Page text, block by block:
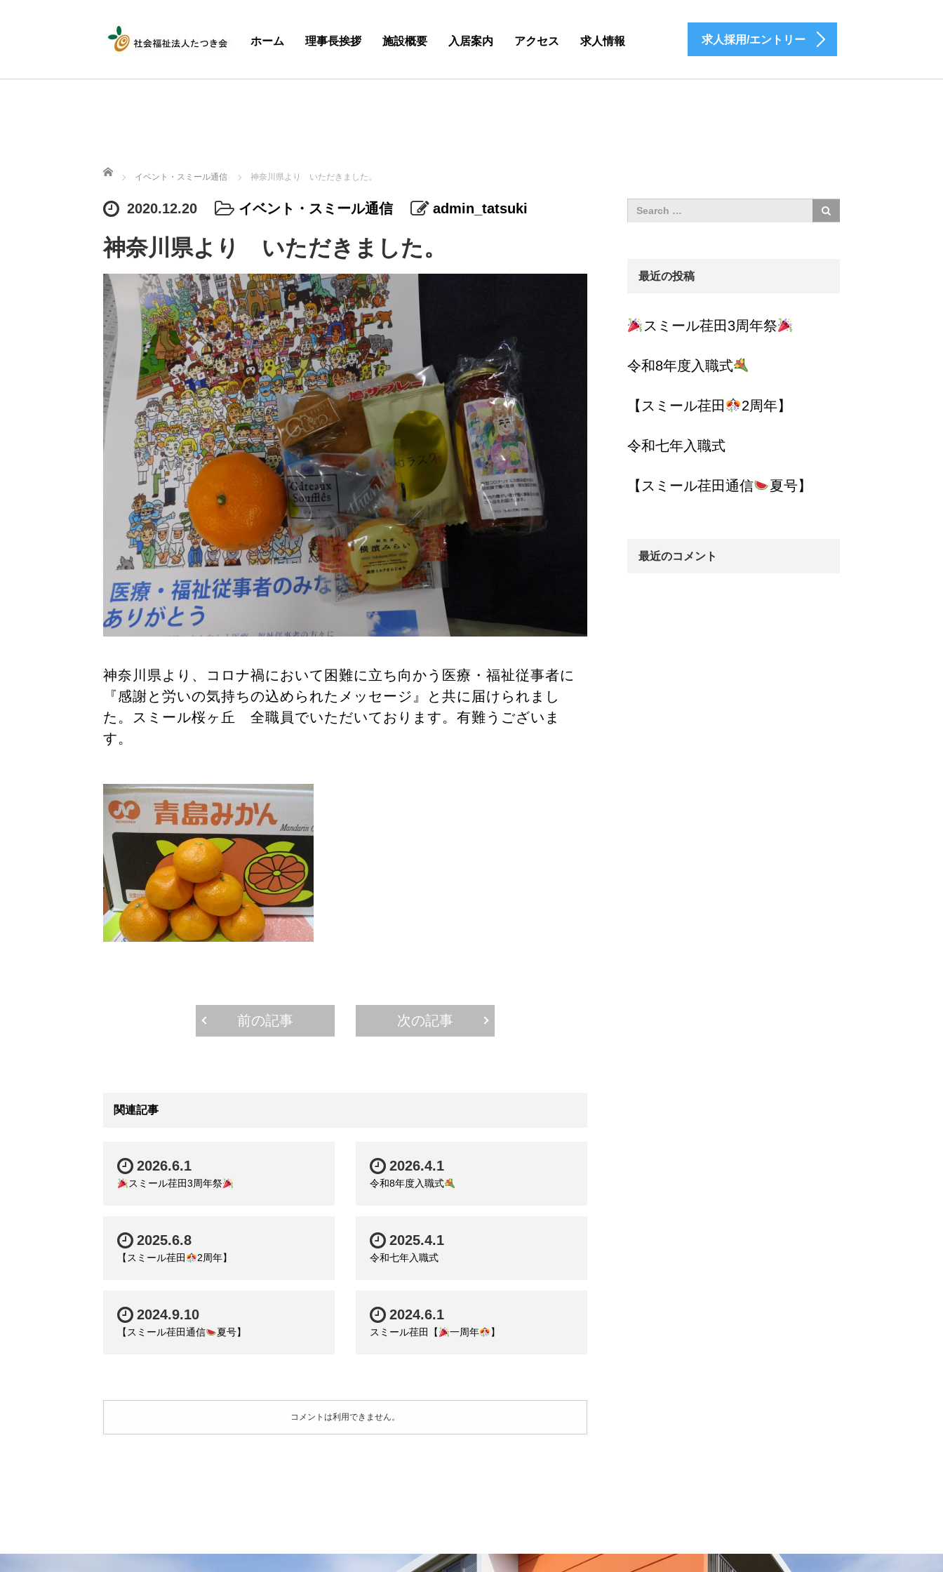
ホーム 理事長挨拶 施設概要 入居案内 アクセス 求人情報 求人採用/エントリー
ホーム
イベント・スミール通信 神奈川県より いただきました。
2020.12.20 イベント・スミール通信 admin_tatsuki
神奈川県より いただきました。
神奈川県より、コロナ禍において困難に立ち向かう医療・福祉従事者に
『感謝と労いの気持ちの込められたメッセージ』と共に届けられまし
た。スミール桜ヶ丘 全職員でいただいております。有難うございま
す。
前の記事 次の記事
関連記事
2026.6.1
スミール荏田3周年祭
2026.4.1
令和8年度入職式
2025.6.8
【スミール荏田 2周年】
2025.4.1
令和七年入職式
2024.9.10
【スミール荏田通信 夏号】
2024.6.1
スミール荏田【 一周年 】
コメントは利用できません。
最近の投稿
スミール荏田3周年祭
令和8年度入職式
【スミール荏田 2周年】
令和七年入職式
【スミール荏田通信 夏号】
最近のコメント